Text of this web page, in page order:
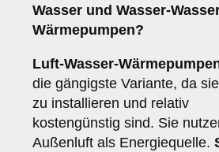
Wasser und Wasser-
Wärmepumpen?
Luft-Wasser-
die gängigste Variante, da
zu installieren und relativ
kostengünstig sind. Sie
Außenluft als Energiequelle.